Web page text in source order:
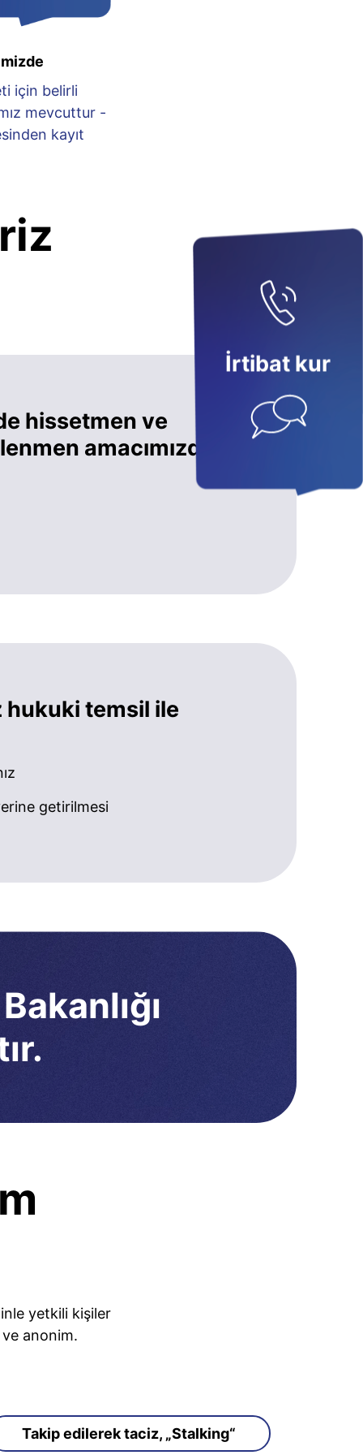
İrtibat kur
için belirli
mevcuttur -
kayıt
hissetmen ve
amacımızdır.
hukuki temsil ile
getirilmesi
yetkili kişiler
anonim.
Takip edilerek taciz, „Stalking“